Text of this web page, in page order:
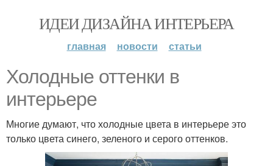
ИДЕИ ДИЗАЙНА ИНТЕРЬЕРА
главная новости статьи
Холодные оттенки в
интерьере
Многие думают, что холодные цвета в интерьере это
только цвета синего, зеленого и серого оттенков.